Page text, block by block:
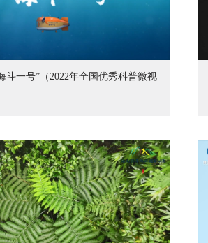
斗一号”（2022年全国优秀科普微视